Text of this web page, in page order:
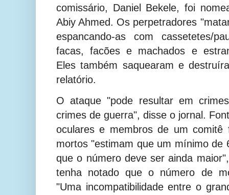
comissário, Daniel Bekele, foi
Abiy Ahmed. Os perpetradores
espancando-as com cassetetes/
facas, facões e machados e
Eles também saquearam e
relatório.
O ataque "pode resultar em
crimes de guerra", disse o jornal.
oculares e membros de um comitê
mortos "estimam que um mínimo de
que o número deve ser ainda
tenha notado que o número de
"Uma incompatibilidade entre o